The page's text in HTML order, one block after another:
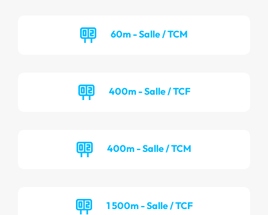
60m - Salle / TCM
400m - Salle / TCF
400m - Salle / TCM
1 500m - Salle / TCF